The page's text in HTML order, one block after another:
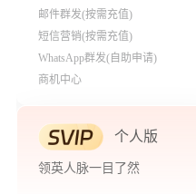
邮件群发(按需充值)
短信营销(按需充值)
WhatsApp群发(自助申请)
商机中心
个人版
领英人脉一目了然